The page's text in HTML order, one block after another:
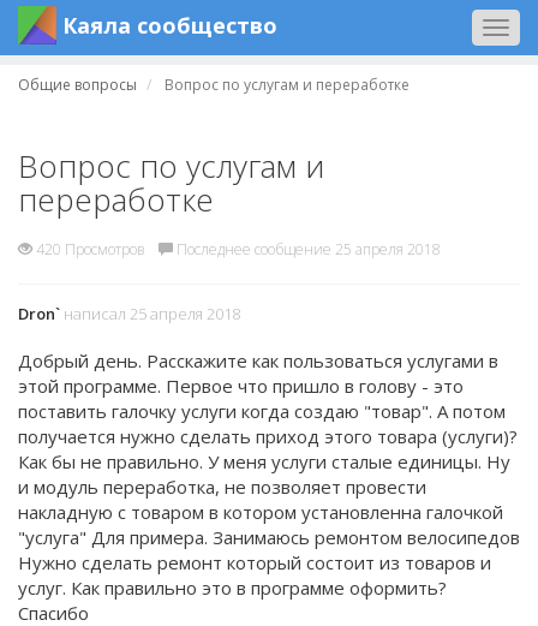
Каяла сообщество
Общие вопросы Вопрос по услугам и переработке
Вопрос по услугам и
переработке
420 Просмотров Последнее сообщение 25 апреля 2018
Dron` написал 25 апреля 2018
Добрый день. Расскажите как пользоваться услугами в
этой программе. Первое что пришло в голову - это
поставить галочку услуги когда создаю "товар". А потом
получается нужно сделать приход этого товара (услуги)?
Как бы не правильно. У меня услуги сталые единицы. Ну
и модуль переработка, не позволяет провести
накладную с товаром в котором установленна галочкой
"услуга" Для примера. Занимаюсь ремонтом велосипедов
Нужно сделать ремонт который состоит из товаров и
услуг. Как правильно это в программе оформить?
Спасибо